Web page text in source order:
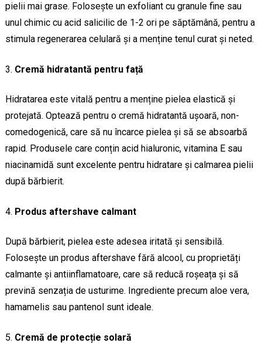
pielii mai grase. Folosește un exfoliant cu granule fine sau
unul chimic cu acid salicilic de 1-2 ori pe săptămână, pentru a
stimula regenerarea celulară și a menține tenul curat și neted.
Cremă hidratantă pentru față
Hidratarea este vitală pentru a menține pielea elastică și
protejată. Optează pentru o cremă hidratantă ușoară, non-
comedogenică, care să nu încarce pielea și să se absoarbă
rapid. Produsele care conțin acid hialuronic, vitamina E sau
niacinamidă sunt excelente pentru hidratare și calmarea pielii
după bărbierit.
Produs aftershave calmant
După bărbierit, pielea este adesea iritată și sensibilă.
Folosește un produs aftershave fără alcool, cu proprietăți
calmante și antiinflamatoare, care să reducă roșeața și să
prevină senzația de usturime. Ingrediente precum aloe vera,
hamamelis sau pantenol sunt ideale.
Cremă de protecție solară